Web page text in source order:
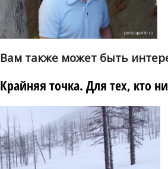
Вам также может быть
Крайняя точка. Для тех, кто